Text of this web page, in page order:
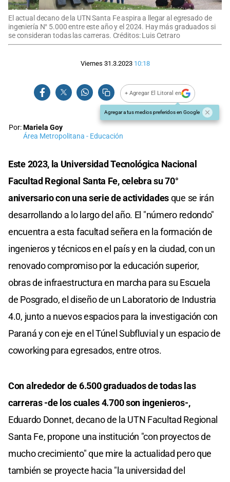
El actual decano de la UTN Santa Fe aspira a llegar al egresado de
ingeniería N° 5.000 entre este año y el 2024. Hay más graduados si
se consideran todas las carreras. Créditos: Luis Cetraro
Viernes 31.3.2023 10:18
+ Agregar El Litoral en
Agregar a tus medios preferidos en Google
Por:Mariela Goy
Área Metropolitana - Educación
Este 2023, la Universidad Tecnológica Nacional
Facultad Regional Santa Fe, celebra su 70°
aniversario con una serie de actividadesque se irán
desarrollando a lo largo del año. El "número redondo"
encuentra a esta facultad señera en la formación de
ingenieros y técnicos en el país y en la ciudad, con un
renovado compromiso por la educación superior,
obras de infraestructura en marcha para su Escuela
de Posgrado, el diseño de un Laboratorio de Industria
4.0, junto a nuevos espacios para la investigación con
Paraná y con eje en el Túnel Subfluvial y un espacio de
coworking para egresados, entre otros.
Con alrededor de 6.500 graduados de todas las
carreras -de los cuales 4.700 son ingenieros-,
Eduardo Donnet, decano de la UTN Facultad Regional
Santa Fe, propone una institución "con proyectos de
mucho crecimiento" que mire la actualidad pero que
también se proyecte hacia "la universidad del